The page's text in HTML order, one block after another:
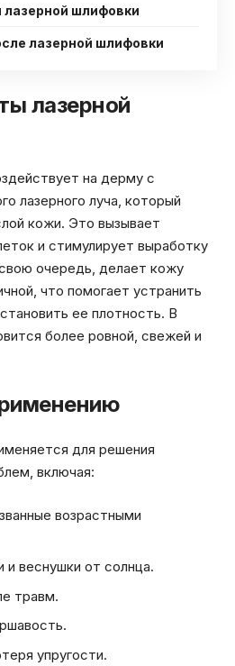
шлифовки
лазерной шлифовки
лазерной
на дерму с
лазерного луча, который
кожи. Это вызывает
и стимулирует выработку
свою очередь, делает кожу
что помогает устранить
ее плотность. В
более ровной, свежей и
для решения
включая:
возрастными
и веснушки от солнца.
травм.
упругости.